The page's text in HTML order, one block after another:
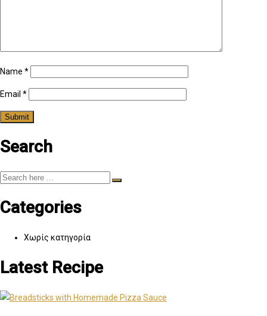
Name *
Email *
Search
Categories
Χωρίς κατηγορία
Latest Recipe